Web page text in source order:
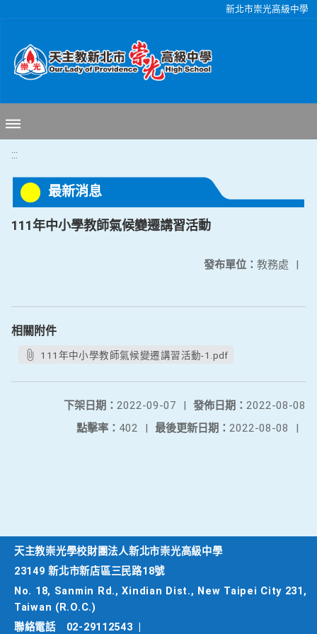
新北市崇光高級中學
:::
最新消息
111年中小學教師氣候變遷講習活動
發布單位： 教務處 |
相關附件
111年中小學教師氣候變遷講習活動-1.pdf
發佈日期： 2022-08-08
下架日期： 2022-09-07
|
最後更新日期： 2022-08-08 |
點擊率： 402 |
天主教崇光學校財團法人新北市崇光高級中學
23149 新北市新店區三民路18號
No. 18, Sanmin Rd., Xindian Dist., New Taipei City 231,
Taiwan (R.O.C.)
聯絡電話
02-29112543